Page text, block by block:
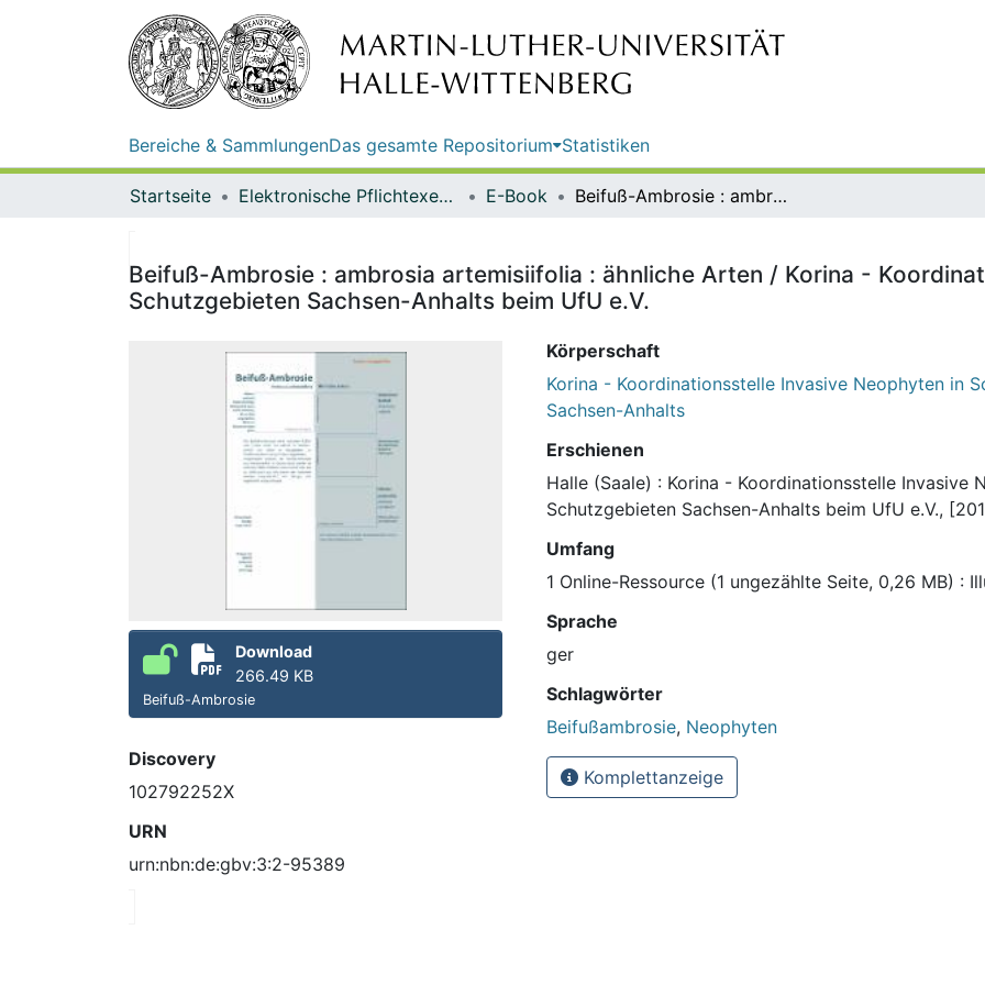
Bereiche & SammlungenDas gesamte Repositorium Statistiken
Startseite Elektronische Pflichtexemplare E-Book Beifuß-Ambrosie : ambrosia artemisiifolia : ähnliche Arten / Korina - Koordinationsstelle Invasive Neophyten in Schutzgebieten Sachsen-Anhalts beim UfU e.V.
Beifuß-Ambrosie : ambrosia artemisiifolia : ähnliche Arten / Korina -
Schutzgebieten Sachsen-Anhalts beim UfU e.V.
Download
266.49 KB
Beifuß-Ambrosie
Discovery
102792252X
URN
urn:nbn:de:gbv:3:2-95389
Körperschaft
Korina - Koordinationsstelle Invasive Neophyten in
Sachsen-Anhalts
Erschienen
Halle (Saale) : Korina - Koordinationsstelle Invasive
Schutzgebieten Sachsen-Anhalts beim UfU e.V.,
Umfang
1 Online-Ressource (1 ungezählte Seite, 0,26 MB) :
Sprache
ger
Schlagwörter
Beifußambrosie, Neophyten
Komplettanzeige